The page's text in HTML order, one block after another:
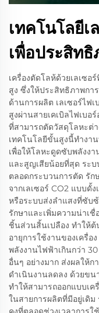
เทคโนโลยีเ
เพื่อประสิท
เครื่องตัดโลห้ด้วยเลเซอ
สูง ซึ่งให้ประสิทธิภาพกา
ด้านการผลิต เลเซอร์ไฟ
สูงผ่านสายเคเบิลไฟเบ
ที่สามารถตัดวัสดุโลหะต่
เทคโนโลยีขั้นสูงนี้ทำงา
เพื่อให้โลหะดูดซับพลังง
และสูญเสียน้อยที่สุด ระ
ตลอดกระบวนการตัด รัก
จากเลเซอร์ CO2 แบบดั้
หรือระบบส่งลำแสงที่ซับ
รักษาและเพิ่มความน่าเ
ชิ้นส่วนสิ้นเปลือง ทำให้
อายุการใช้งานของเครื่อ
พลังงานไฟฟ้าเกินกว่า
อื่นๆ อย่างมาก ส่งผลให้ก
ดำเนินงานลดลง ด้วยขน
ทำให้สามารถออกแบบเ
ในสายการผลิตที่มีอยู่เดิ